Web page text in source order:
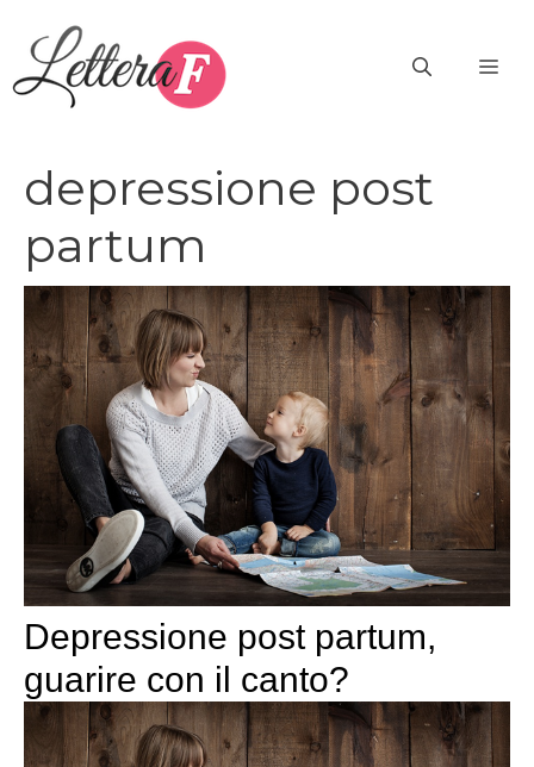
contenuto
depressione post
partum
Depressione post partum,
guarire con il canto?